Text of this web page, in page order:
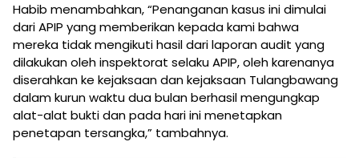
Habib menambahkan, “Penanganan kasus ini dimulai
dari APIP yang memberikan kepada kami bahwa
mereka tidak mengikuti hasil dari laporan audit yang
dilakukan oleh inspektorat selaku APIP, oleh karenanya
diserahkan ke kejaksaan dan kejaksaan Tulangbawang
dalam kurun waktu dua bulan berhasil mengungkap
alat-alat bukti dan pada hari ini menetapkan
penetapan tersangka,” tambahnya.